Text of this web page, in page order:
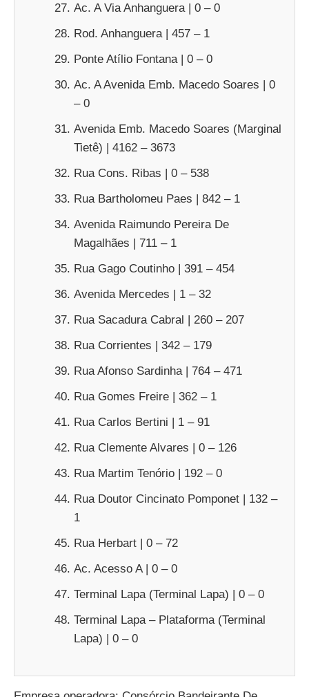
Ac. A Via Anhanguera | 0 – 0
Rod. Anhanguera | 457 – 1
Ponte Atílio Fontana | 0 – 0
Ac. A Avenida Emb. Macedo Soares | 0
– 0
Avenida Emb. Macedo Soares (Marginal
Tietê) | 4162 – 3673
Rua Cons. Ribas | 0 – 538
Rua Bartholomeu Paes | 842 – 1
Avenida Raimundo Pereira De
Magalhães | 711 – 1
Rua Gago Coutinho | 391 – 454
Avenida Mercedes | 1 – 32
Rua Sacadura Cabral | 260 – 207
Rua Corrientes | 342 – 179
Rua Afonso Sardinha | 764 – 471
Rua Gomes Freire | 362 – 1
Rua Carlos Bertini | 1 – 91
Rua Clemente Alvares | 0 – 126
Rua Martim Tenório | 192 – 0
Rua Doutor Cincinato Pomponet | 132 –
1
Rua Herbart | 0 – 72
Ac. Acesso A | 0 – 0
Terminal Lapa (Terminal Lapa) | 0 – 0
Terminal Lapa – Plataforma (Terminal
Lapa) | 0 – 0